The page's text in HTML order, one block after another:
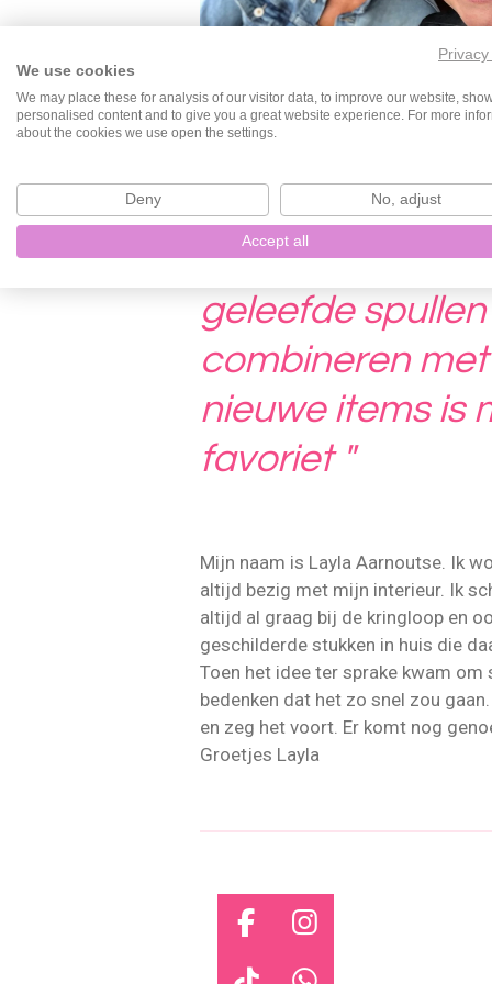
" Vooral oude
geleefde spullen
combineren met
nieuwe items is
favoriet "
Mijn naam is Layla Aarnoutse. Ik
altijd bezig met mijn interieur. Ik
altijd al graag bij de kringloop en
geschilderde stukken in huis die
Toen het idee ter sprake kwam
bedenken dat het zo snel zou
en zeg het voort. Er komt nog
Groetjes Layla
F
a
I
n
We use cookies
We may place these for analysis of our visitor data, to improve our website,
personalised content and to give you a great website experience. For more
about the cookies we use open the settings.
Deny No, adjust
Accept all